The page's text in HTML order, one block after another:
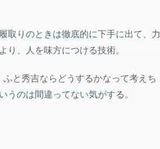
取りのときは徹底的に下手に出て、力
、人を味方につける技術。
と秀吉ならどうするかなって考えち
のは間違ってない気がする。